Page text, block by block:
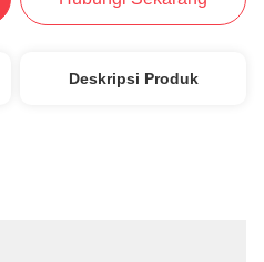
Deskripsi Produk